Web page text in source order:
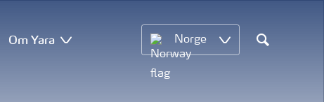
Om Yara Norge
Search